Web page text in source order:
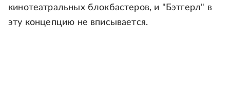
кинотеатральных блокбастеров, и "Бэтгерл" в
эту концепцию не вписывается.